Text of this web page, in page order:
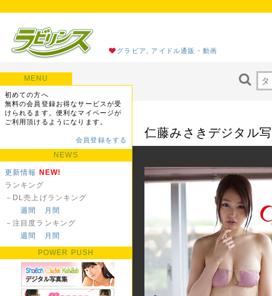
グラビア, アイドル通販・動画
MENU
初めての方へ
無料の会員登録お得なサービスが受
けられるます。便利なマイページが
ご利用頂けるようになります。
会員登録をする
NEWS
更新情報 NEW!
ランキング
－DL売上げランキング
週間
月間
－注目度ランキング
週間
月間
POWER PUSH
仁藤みさきデジタル